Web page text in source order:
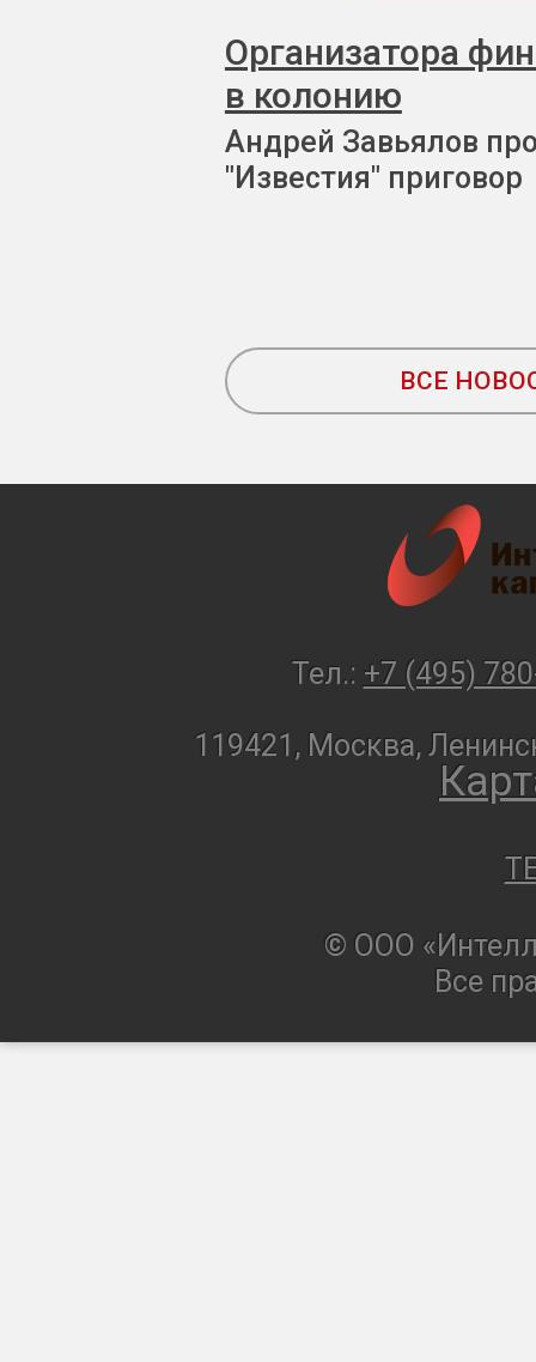
Организатора
в колонию
Андрей Завьялов
"Известия" приговор
ВСЕ
Тел.: +7 (495)
119421, Москва,
© ООО
Все